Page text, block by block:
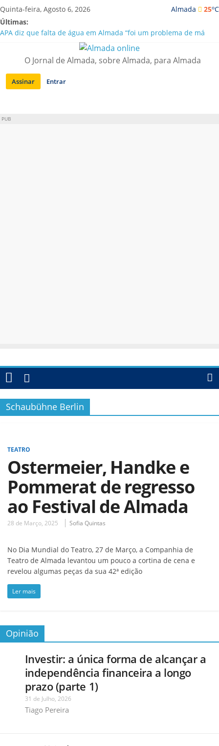
Saltar
para
conteúdo
Almada 25oC
Quinta-feira, Agosto 6, 2026
Últimas:
APA diz que falta de água em Almada “foi um problema de má
Laranjeiro | Cultura pop asiática invade a Casa Amarela
Ponte 25 de Abril celebra 60 anos com programa cultural entre
Lisboa e Almada
Situação de alerta em Almada renovada até final de Agosto
O Jornal de Almada, sobre Almada, para Almada
Assinar Entrar
PUB
Schaubühne Berlin
TEATRO
Ostermeier, Handke e
Pommerat de regresso
ao Festival de Almada
28 de Março, 2025 Sofia Quintas
No Dia Mundial do Teatro, 27 de Março, a Companhia de
Teatro de Almada levantou um pouco a cortina de cena e
revelou algumas peças da sua 42ª edição
Ler mais
Opinião
Investir: a única forma de alcançar a
independência financeira a longo
prazo (parte 1)
31 de Julho, 2026
Tiago Pereira